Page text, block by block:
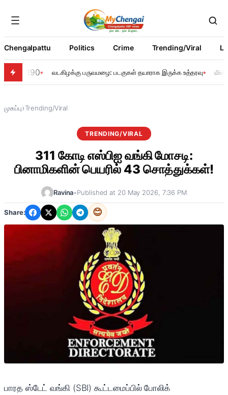
Chengalpattu Politics Crime Trending/Viral
190 வடகிழக்கு பருவமழை: படகுகள் தயாராக இருக்க உத்தரவு
முகப்பு›Trending/Viral
TRENDING/VIRAL
311 கோடி எஸ்பிஐ வங்கி மோசடி:
பினாமிகளின் பெயரில் 43 சொத்துக்கள்!
Ravina•Published at 20 May 2026, 7:36 PM
Share: 😊
பாரத ஸ்டேட் வங்கி (SBI) கூட்டமைப்பில் போலிக்